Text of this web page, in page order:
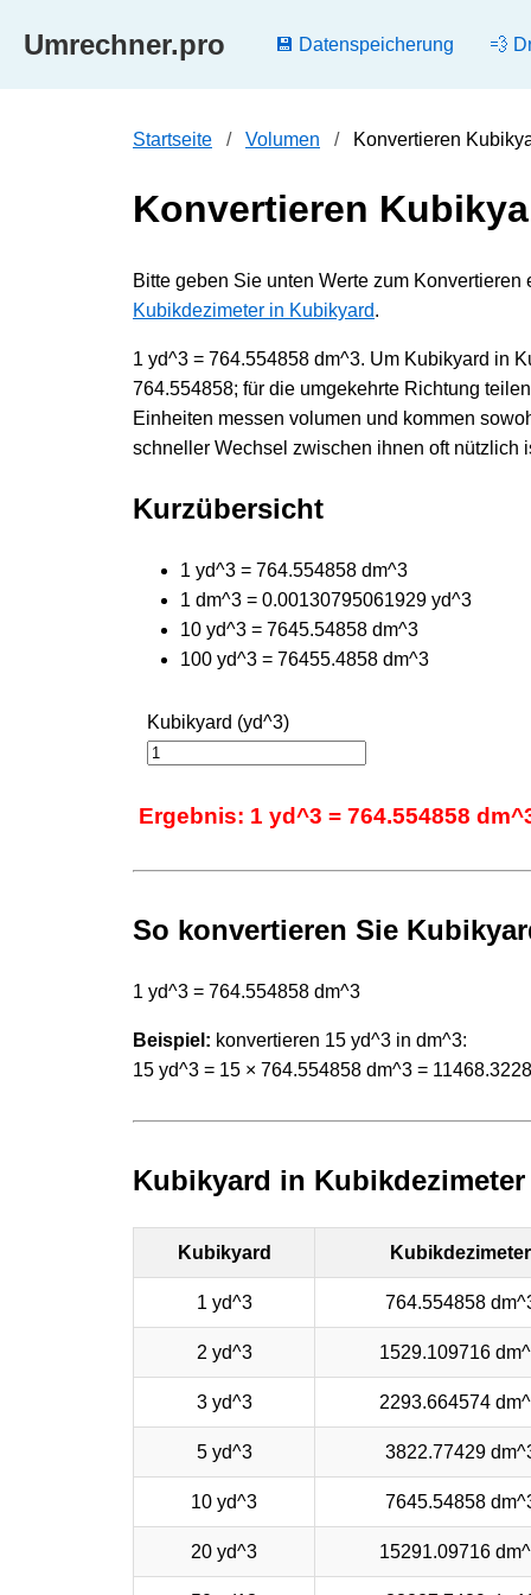
Umrechner.pro 💾 Datenspeicherung 💨
Startseite Volumen Konvertieren
Konvertieren
Bitte geben Sie unten Werte zum
Kubikdezimeter in Kubikyard.
1 yd^3 = 764.554858 dm^3. Um Kubikyard in
764.554858; für die umgekehrte Richtung
Einheiten messen volumen und kommen
schneller Wechsel zwischen ihnen oft nützlich
Kurzübersicht
1 yd^3 = 764.554858 dm^3
1 dm^3 = 0.00130795061929 yd^3
10 yd^3 = 7645.54858 dm^3
100 yd^3 = 76455.4858 dm^3
Kubikyard (yd^3)
Ergebnis: 1 yd^3 = 764.554858
So konvertieren Sie
1 yd^3 = 764.554858 dm^3
Beispiel: konvertieren 15 yd^3 in dm^3:
15 yd^3 = 15 × 764.554858 dm^3 =
Kubikyard in
Kubikyard Kubikdezimeter
1 yd^3 764.554858
2 yd^3 1529.109716
3 yd^3 2293.664574
5 yd^3 3822.77429
10 yd^3 7645.54858
20 yd^3 15291.09716